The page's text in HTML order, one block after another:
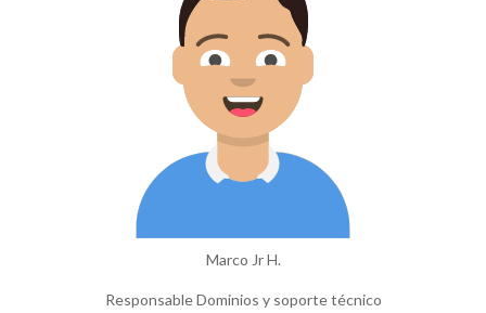
Marco Jr H.
Responsable Dominios y soporte técnico